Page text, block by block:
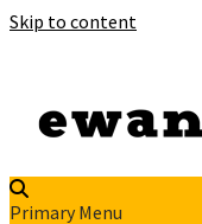
Skip to content
Primary Menu